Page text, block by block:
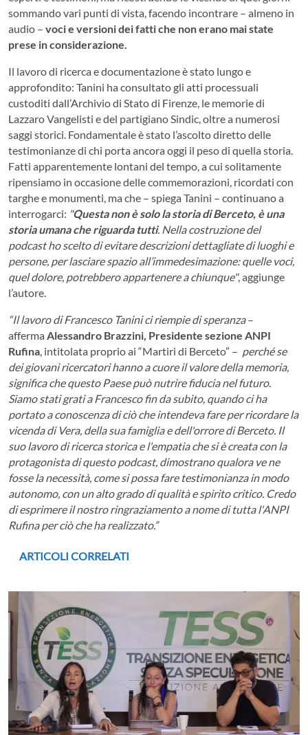
sommando vari punti di vista, facendo incontrare – almeno in
audio – voci e versioni dei fatti che non erano mai state
prese in considerazione.
Il lavoro di ricerca e documentazione è stato lungo e
approfondito: Tanini ha consultato gli atti processuali
custoditi dall’Archivio di Stato di Firenze, le memorie di
Lazzaro Vangelisti e del partigiano Sindic, oltre a numerosi
saggi storici. Fondamentale è stato l’ascolto diretto delle
testimonianze di chi porta ancora oggi il peso di quella storia.
Fatti apparentemente lontani del tempo, a cui solitamente
ripensiamo in occasione delle commemorazioni, ricordati con
targhe e monumenti, ma che – spiega Tanini – continuano a
interrogarci: "Questa non è solo la storia di Berceto, è una
storia umana che riguarda tutti. Nella costruzione del
podcast ho scelto di evitare descrizioni dettagliate di luoghi e
persone, per lasciare spazio all’immedesimazione: quelle voci,
quel dolore, potrebbero appartenere a chiunque", aggiunge
l’autore.
“Il lavoro di Francesco Tanini ci riempie di speranza–
afferma Alessandro Brazzini, Presidente sezione ANPI
Rufina, intitolata proprio ai “Martiri di Berceto” – perché se
dei giovani ricercatori hanno a cuore il valore della memoria,
significa che questo Paese può nutrire fiducia nel futuro.
Siamo stati grati a Francesco fin da subito, quando ci ha
portato a conoscenza di ciò che intendeva fare per ricordare la
vicenda di Vera, della sua famiglia e dell'orrore di Berceto. Il
suo lavoro di ricerca storica e l'empatia che si è creata con la
protagonista di questo podcast, dimostrano qualora ve ne
fosse la necessità, come si possa fare testimonianza in modo
autonomo, con un alto grado di qualità e spirito critico. Credo
di esprimere il nostro ringraziamento a nome di tutta l'ANPI
Rufina per ciò che ha realizzato.”
ARTICOLI CORRELATI